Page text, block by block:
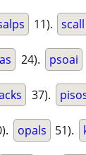
11). scall
24). psoai
37).
opals 51).